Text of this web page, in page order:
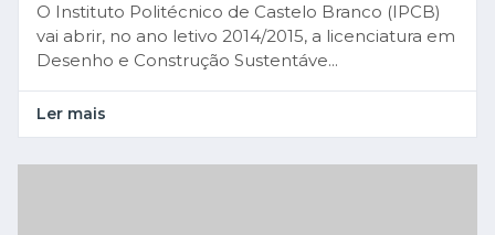
O Instituto Politécnico de Castelo Branco (IPCB)
vai abrir, no ano letivo 2014/2015, a licenciatura em
Desenho e Construção Sustentáve...
Ler mais